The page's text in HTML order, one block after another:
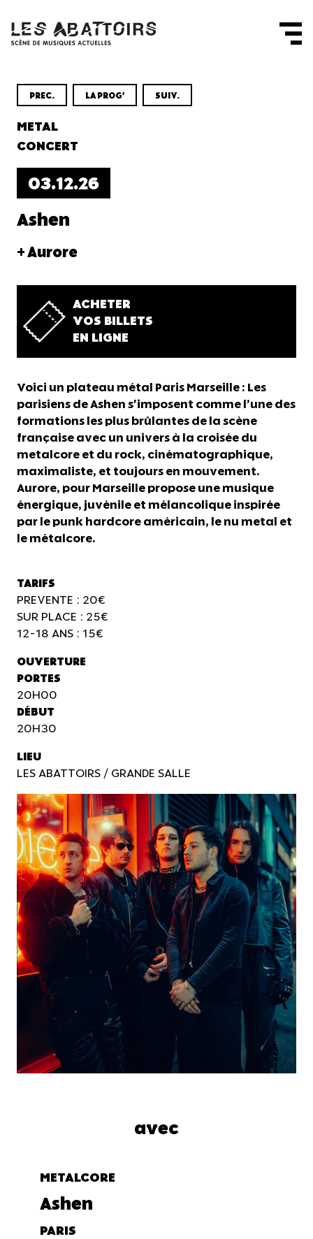
PREC. LA PROG' SUIV.
METAL
CONCERT
03.12.26
Ashen
+ Aurore
ACHETER
VOS BILLETS
EN LIGNE
Voici un plateau métal Paris Marseille : Les
parisiens de Ashen s'imposent comme l’une des
formations les plus brûlantes de la scène
française avec un univers à la croisée du
metalcore et du rock, cinématographique,
maximaliste, et toujours en mouvement.
Aurore, pour Marseille propose une musique
énergique, juvénile et mélancolique inspirée
par le punk hardcore américain, le nu metal et
le métalcore.
TARIFS
PREVENTE : 20€
SUR PLACE : 25€
12-18 ANS : 15€
OUVERTURE
PORTES
20H00
DÉBUT
20H30
LIEU
LES ABATTOIRS / GRANDE SALLE
avec
METALCORE
Ashen
PARIS